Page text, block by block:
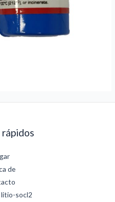
rápidos
de
litio-socl2